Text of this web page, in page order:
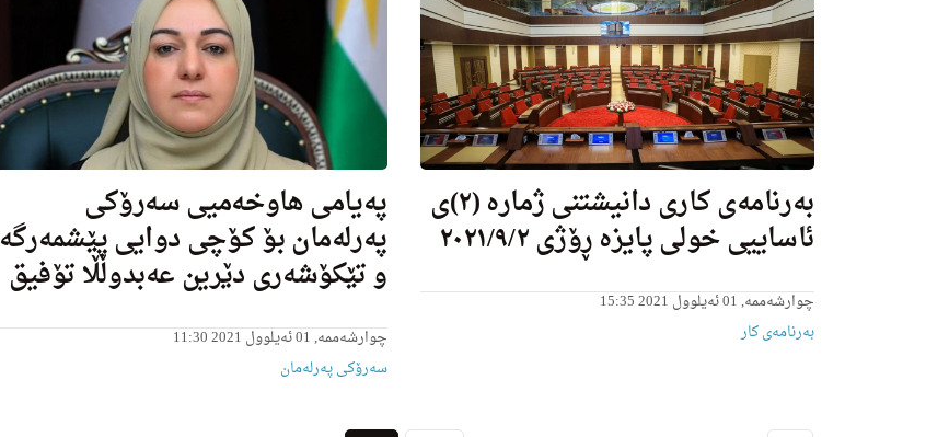
به‌رنامه‌ی كاری دانیشتنی ژماره‌ (٢)ی
ئاساییی خولى پایزه‌ ڕۆژی ٢٠٢١/٩/٢
چوارشەممە, 01 ئەیلوول 2021 15:35
بەرنامەی کار
پەیامی هاوخەمیی سەرۆکی
پەرلەمان بۆ کۆچی دوایی پێشمەرگە
و تێکۆشەری دێرین عەبدوڵڵا تۆفیق
چوارشەممە, 01 ئەیلوول 2021 11:30
سەرۆکی پەرلەمان